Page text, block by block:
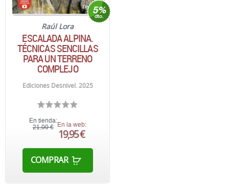
Raúl Lora
ESCALADA ALPINA.
TÉCNICAS SENCILLAS
PARA UN TERRENO
COMPLEJO
Ediciones Desnivel. 2025
En tienda:
21,00 € En la web:
19,95 €
COMPRAR